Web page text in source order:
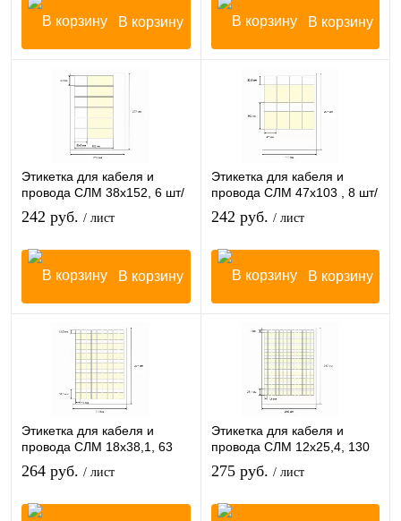
В корзину В корзину
Этикетка для кабеля и
провода СЛМ 38х152, 6 шт/
лист
242 руб. / лист
В корзину
Этикетка для кабеля и
провода СЛМ 47х103 , 8 шт/
лист
242 руб. / лист
В корзину
Этикетка для кабеля и
провода СЛМ 18х38,1, 63
шт/лист
264 руб. / лист
Этикетка для кабеля и
провода СЛМ 12х25,4, 130
шт/лист
275 руб. / лист